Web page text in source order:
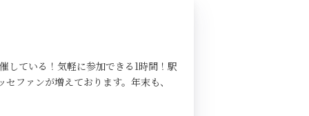
している！気軽に参加できる1時間！駅
ファンが増えております。年末も、